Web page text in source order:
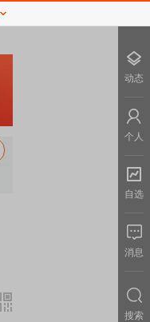
动态
个人
自选
消息
搜索